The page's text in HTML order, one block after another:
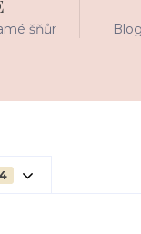
šňůr
4